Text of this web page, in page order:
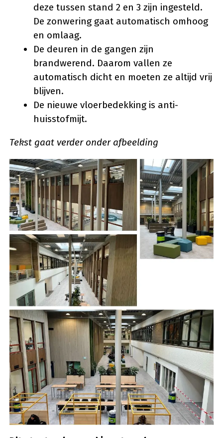
deze tussen stand 2 en 3 zijn ingesteld.
De zonwering gaat automatisch omhoog
en omlaag.
De deuren in de gangen zijn
brandwerend. Daarom vallen ze
automatisch dicht en moeten ze altijd vrij
blijven.
De nieuwe vloerbedekking is anti-
huisstofmijt.
Tekst gaat verder onder afbeelding